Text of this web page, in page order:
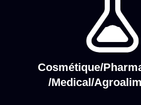
Cosmétique/
/Medical/